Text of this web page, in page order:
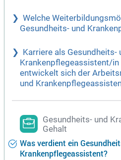
Welche
Gesundheits- und
Karriere als Gesundheits-
Krankenpflegeassistent/in
entwickelt sich der
und
Gesundheits- und
Gehalt
Was verdient ein
Krankenpflegeassistent?